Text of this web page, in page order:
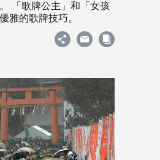
「歌牌公主」和「女孩
雅的歌牌技巧。